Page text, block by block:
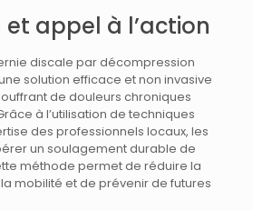
appel à l’action
discale par décompression
solution efficace et non invasive
de douleurs chroniques
à l’utilisation de techniques
des professionnels locaux, les
un soulagement durable de
méthode permet de réduire la
mobilité et de prévenir de futures